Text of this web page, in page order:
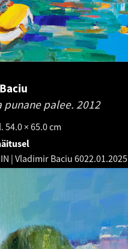
punane palee. 2012
× 65.0 cm
| Vladimir Baciu 6022.01.2025